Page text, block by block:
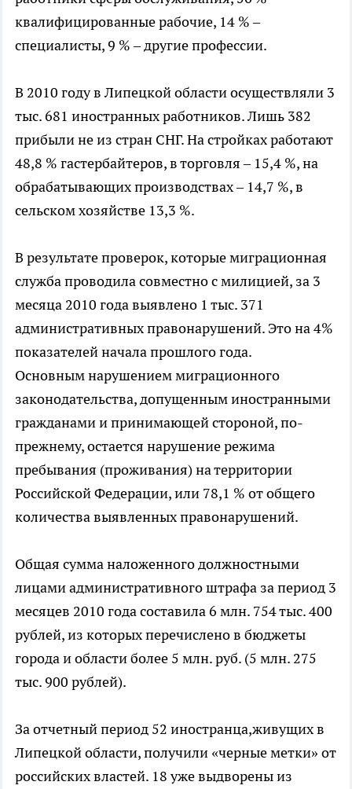
квалифицированные рабочие, 14 % –
специалисты, 9 % – другие профессии.
В 2010 году в Липецкой области осуществляли 3
тыс. 681 иностранных работников. Лишь 382
прибыли не из стран СНГ. На стройках работают
48,8 % гастербайтеров, в торговля – 15,4 %, на
обрабатывающих производствах – 14,7 %, в
сельском хозяйстве 13,3 %.
В результате проверок, которые миграционная
служба проводила совместно с милицией, за 3
месяца 2010 года выявлено 1 тыс. 371
административных правонарушений. Это на 4%
показателей начала прошлого года.
Основным нарушением миграционного
законодательства, допущенным иностранными
гражданами и принимающей стороной, по-
прежнему, остается нарушение режима
пребывания (проживания) на территории
Российской Федерации, или 78,1 % от общего
количества выявленных правонарушений.
Общая сумма наложенного должностными
лицами административного штрафа за период 3
месяцев 2010 года составила 6 млн. 754 тыс. 400
рублей, из которых перечислено в бюджеты
города и области более 5 млн. руб. (5 млн. 275
тыс. 900 рублей).
За отчетный период 52 иностранца,живущих в
Липецкой области, получили «черные метки» от
российских властей. 18 уже выдворены из